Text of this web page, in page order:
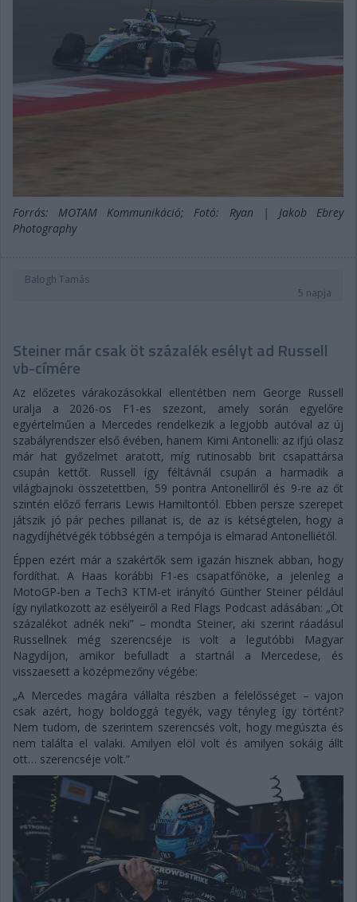
Forrás: MOTAM Kommunikáció; Fotó: Ryan | Jakob Ebrey
Photography
Balogh Tamás
5 napja
Steiner már csak öt százalék esélyt ad Russell
vb-címére
Az előzetes várakozásokkal ellentétben nem George Russell
uralja a 2026-os F1-es szezont, amely során egyelőre
egyértelműen a Mercedes rendelkezik a legjobb autóval az új
szabályrendszer első évében, hanem Kimi Antonelli: az ifjú olasz
már hat győzelmet aratott, míg rutinosabb brit csapattársa
csupán kettőt. Russell így féltávnál csupán a harmadik a
világbajnoki összetettben, 59 pontra Antonelliről és 9-re az őt
szintén előző ferraris Lewis Hamiltontól. Ebben persze szerepet
játszik jó pár peches pillanat is, de az is kétségtelen, hogy a
nagydíjhétvégék többségén a tempója is elmarad Antonelliétől.
Éppen ezért már a szakértők sem igazán hisznek abban, hogy
fordíthat. A Haas korábbi F1-es csapatfőnöke, a jelenleg a
MotoGP-ben a Tech3 KTM-et irányító Günther Steiner például
így nyilatkozott az esélyeiről a Red Flags Podcast adásában: „Öt
százalékot adnék neki” – mondta Steiner, aki szerint ráadásul
Russellnek még szerencséje is volt a legutóbbi Magyar
Nagydíjon, amikor befulladt a startnál a Mercedese, és
visszaesett a középmezőny végébe:
„A Mercedes magára vállalta részben a felelősséget – vajon
csak azért, hogy boldoggá tegyék, vagy tényleg így történt?
Nem tudom, de szerintem szerencsés volt, hogy megúszta és
nem találta el valaki. Amilyen elöl volt és amilyen sokáig állt
ott… szerencséje volt.”